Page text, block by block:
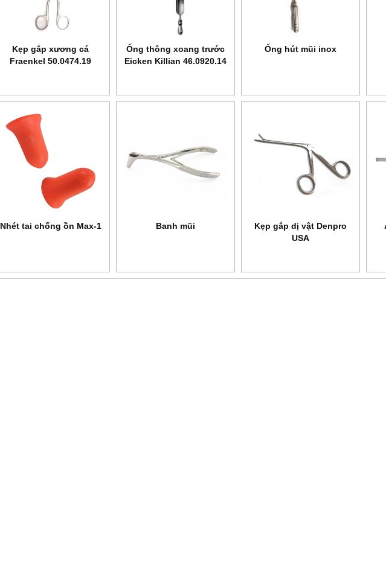
Kẹp gắp xương cá
Fraenkel 50.0474.19
Ống thông xoang trước
Eicken Killian 46.0920.14
Ống hút mũi inox
Nhét tai chống ồn Max-1 Banh mũi
Kẹp gắp dị vật Denpro
USA